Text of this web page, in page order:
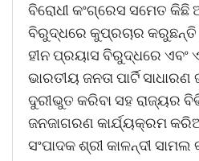
ବିରୋଧୀ କଂଗ୍ରେସ ସମେତ
ବିରୁଦ୍ଧରେ କୁପ୍ରଚାର କରୁଛନ୍ତି
ହୀନ ପ୍ରୟାସ ବିରୁଦ୍ଧରେ
ଭାରତୀୟ ଜନତା ପାର୍ଟି
ଦୁରୀଭୁତ କରିବା ସହ ରାଜ୍ୟର
ଜନଜାଗରଣ କାର୍ଯ୍ୟକ୍ରମ
ସଂପାଦକ ଶ୍ରୀ କାଳନ୍ଦୀ ସାମଲ